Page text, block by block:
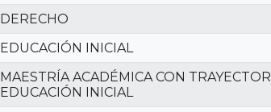
DERECHO
EDUCACIÓN INICIAL
MAESTRÍA ACADÉMICA CON
EDUCACIÓN INICIAL